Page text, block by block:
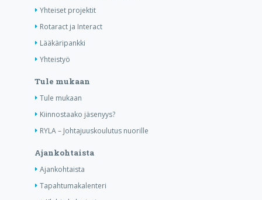
Yhteiset projektit
Rotaract ja Interact
Lääkäripankki
Yhteistyö
Tule mukaan
Tule mukaan
Kiinnostaako jäsenyys?
RYLA – Johtajuuskoulutus nuorille
Ajankohtaista
Ajankohtaista
Tapahtumakalenteri